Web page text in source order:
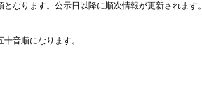
なります。公示日以降に順次情報が更新されます。
音順になります。